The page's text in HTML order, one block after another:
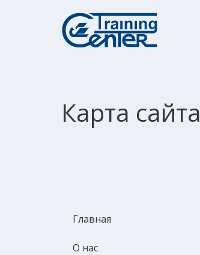
Карта сайта
Главная
О нас